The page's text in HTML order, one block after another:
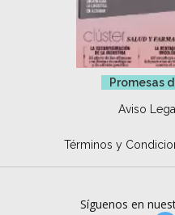
Promesas
Aviso
Términos y
Síguenos en